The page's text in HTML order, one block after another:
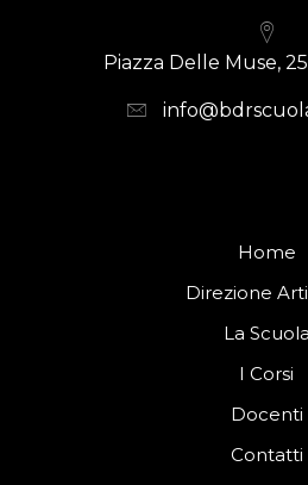
Piazza Delle Muse,
Home
Direzione
La Scuola
I Corsi
Docenti
Contatti